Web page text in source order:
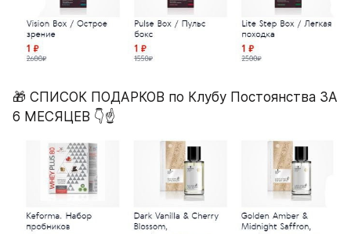
🎁 СПИСОК ПОДАРКОВ по Клубу Постоянства ЗА
6 МЕСЯЦЕВ 👇☝️